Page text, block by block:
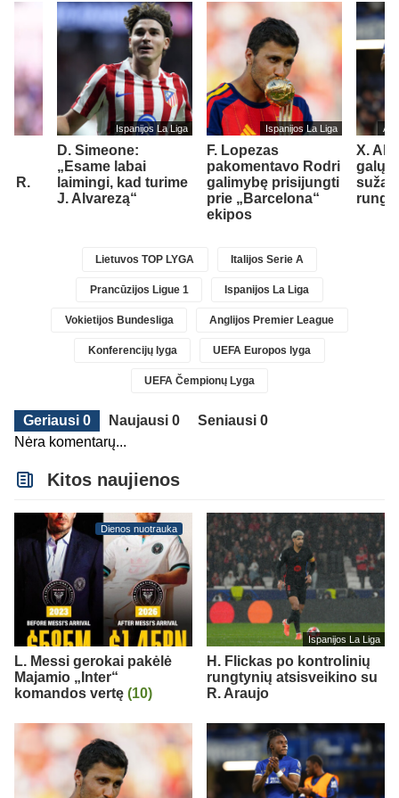
R.
Ispanijos La Liga
D. Simeone:
„Esame labai
laimingi, kad turime
J. Alvarezą“
Ispanijos La Liga
F. Lopezas
pakomentavo Rodri
galimybę prisijungti
prie „Barcelona“
ekipos
X.
galų
Lietuvos TOP LYGA Italijos Serie A
Prancūzijos Ligue 1 Ispanijos La Liga
Vokietijos Bundesliga Anglijos Premier League
Konferencijų lyga UEFA Europos lyga
UEFA Čempionų Lyga
Geriausi 0 Naujausi 0
Seniausi 0
Nėra komentarų...
Kitos naujienos
Dienos nuotrauka
L. Messi gerokai pakėlė
Majamio „Inter“
komandos vertę (10)
Ispanijos La Liga
H. Flickas po kontrolinių
rungtynių atsisveikino su
R. Araujo